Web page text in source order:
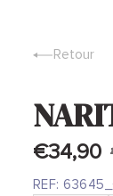
Retour
€34,90
REF: